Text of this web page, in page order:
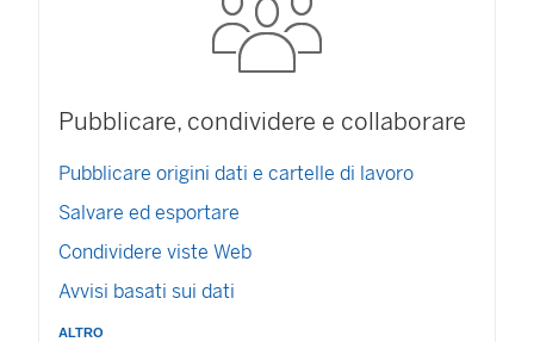
Pubblicare, condividere e collaborare
Pubblicare origini dati e cartelle di lavoro
Salvare ed esportare
Condividere viste Web
Avvisi basati sui dati
altro